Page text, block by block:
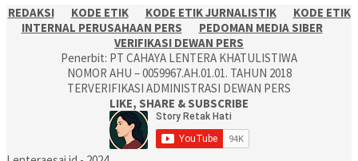
REDAKSI
KODE ETIK KODE ETIK JURNALISTIK
KODE ETIK
INTERNAL PERUSAHAAN PERS
PEDOMAN MEDIA SIBER
VERIFIKASI DEWAN PERS
Penerbit: PT CAHAYA LENTERA KHATULISTIWA
NOMOR AHU – 0059967.AH.01.01. TAHUN 2018
TERVERIFIKASI ADMINISTRASI DEWAN PERS
LIKE, SHARE & SUBSCRIBE